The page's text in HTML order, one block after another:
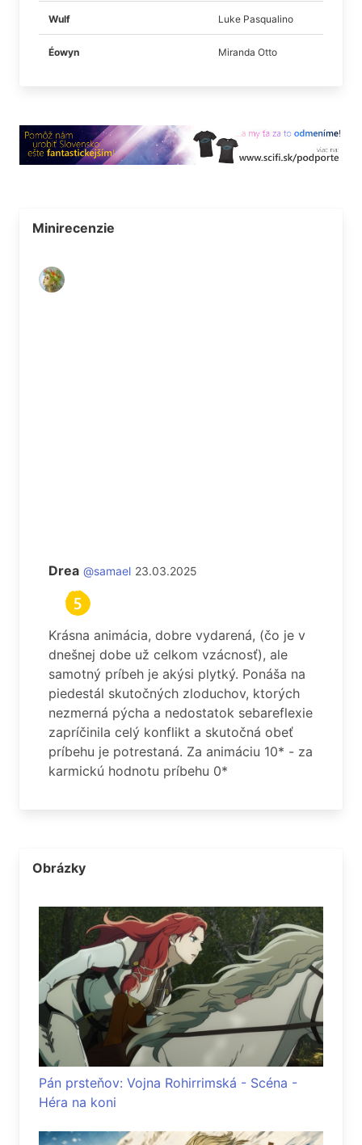
Wulf Luke Pasqualino
Éowyn Miranda Otto
Minirecenzie
Drea @samael 23.03.2025
Krásna animácia, dobre vydarená, (čo je v
dnešnej dobe už celkom vzácnosť), ale
samotný príbeh je akýsi plytký. Ponáša na
piedestál skutočných zloduchov, ktorých
nezmerná pýcha a nedostatok sebareflexie
zapríčinila celý konflikt a skutočná obeť
príbehu je potrestaná. Za animáciu 10* - za
karmickú hodnotu príbehu 0*
Obrázky
Pán prsteňov: Vojna Rohirrimská - Scéna -
Héra na koni